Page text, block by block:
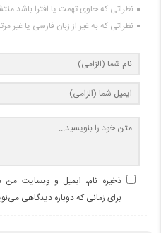
نظراتی که حاوی تهمت یا افترا باشد
نظراتی که به غیر از زبان فارسی یا غیر
ذخیره نام، ایمیل و وبسایت من
برای زمانی که دوباره دیدگاهی